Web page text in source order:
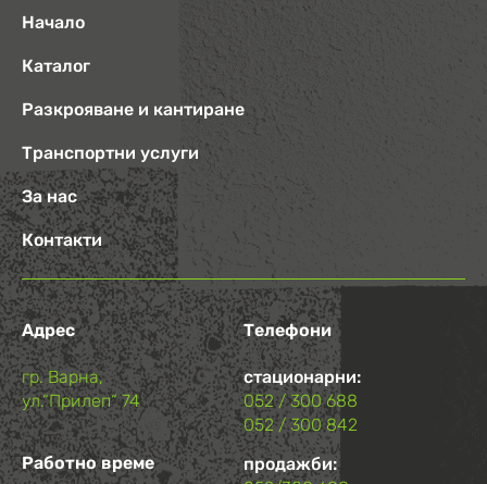
Начало
Каталог
Разкрояване и кантиране
Транспортни услуги
За нас
Контакти
Адрес
гр. Варна,
ул.“Прилеп“ 74
Работно време
Телефони
стационарни:
052 / 300 688
052 / 300 842
продажби: